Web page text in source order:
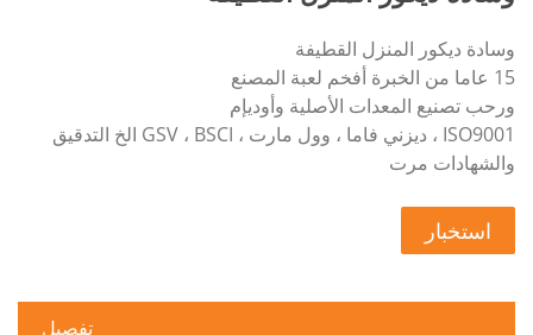
وسادة ديكور المنزل القطيفة
15 عاما من الخبرة أفخم لعبة المصنع
ورحب تصنيع المعدات الأصلية وأوديإم
ISO9001 ، ديزني فاما ، وول مارت ، GSV ، BSCI الخ التدقيق
والشهادات مرت
استخبار
تفصيل